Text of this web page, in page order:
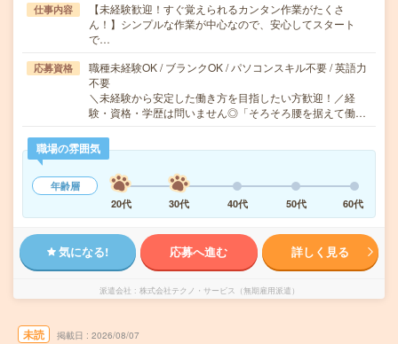
仕事内容
【未経験歓迎！すぐ覚えられるカンタン作業がたくさ
ん！】シンプルな作業が中心なので、安心してスタート
で…
応募資格
職種未経験OK / ブランクOK / パソコンスキル不要 / 英語力
不要
＼未経験から安定した働き方を目指したい方歓迎！／経
験・資格・学歴は問いません◎「そろそろ腰を据えて働…
職場の雰囲気
年齢層
20代
30代 40代 50代 60代
気になる! 応募へ進む 詳しく見る
派遣会社 株式会社テクノ・サービス（無期雇用派遣）
未読 掲載日 2026/08/07